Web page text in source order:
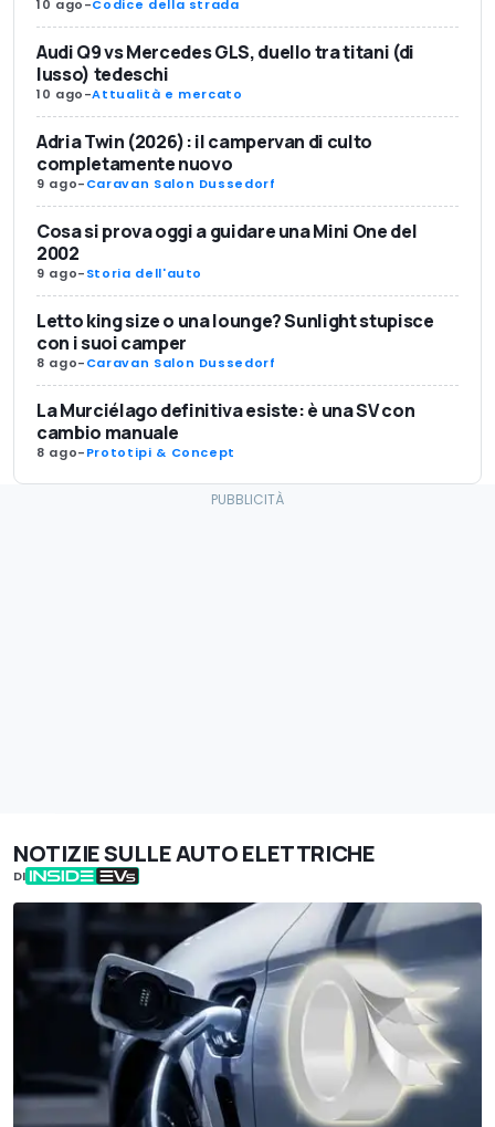
10 ago-Codice della strada
Audi Q9 vs Mercedes GLS, duello tra titani (di
lusso) tedeschi
10 ago-Attualità e mercato
Adria Twin (2026): il campervan di culto
completamente nuovo
9 ago-Caravan Salon Dussedorf
Cosa si prova oggi a guidare una Mini One del
2002
9 ago-Storia dell'auto
Letto king size o una lounge? Sunlight stupisce
con i suoi camper
8 ago-Caravan Salon Dussedorf
La Murciélago definitiva esiste: è una SV con
cambio manuale
8 ago-Prototipi & Concept
NOTIZIE SULLE AUTO ELETTRICHE
DI